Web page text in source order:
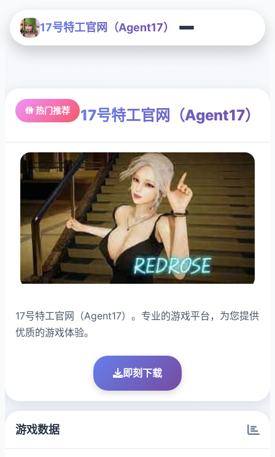
17号特工官网（Agent17）
🚻 热门推荐 17号特工官网（Agent17）
17号特工官网（Agent17）。专业的游戏平台，为您提供
优质的游戏体验。
即刻下载
游戏数据